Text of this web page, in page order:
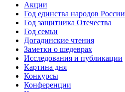
Акции
Год единства народов России
Год защитника Отечества
Год семьи
Догадинские чтения
Заметки о шедеврах
Исследования и публикации
Картина дня
Конкурсы
Конференции